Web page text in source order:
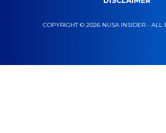
COPYRIGHT © 2026 NUSA INSIDER - ALL